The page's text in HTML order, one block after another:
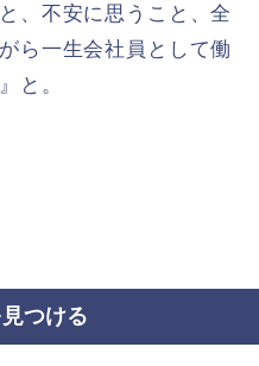
、不安に思うこと、全
ら一生会社員として働
と。
つける